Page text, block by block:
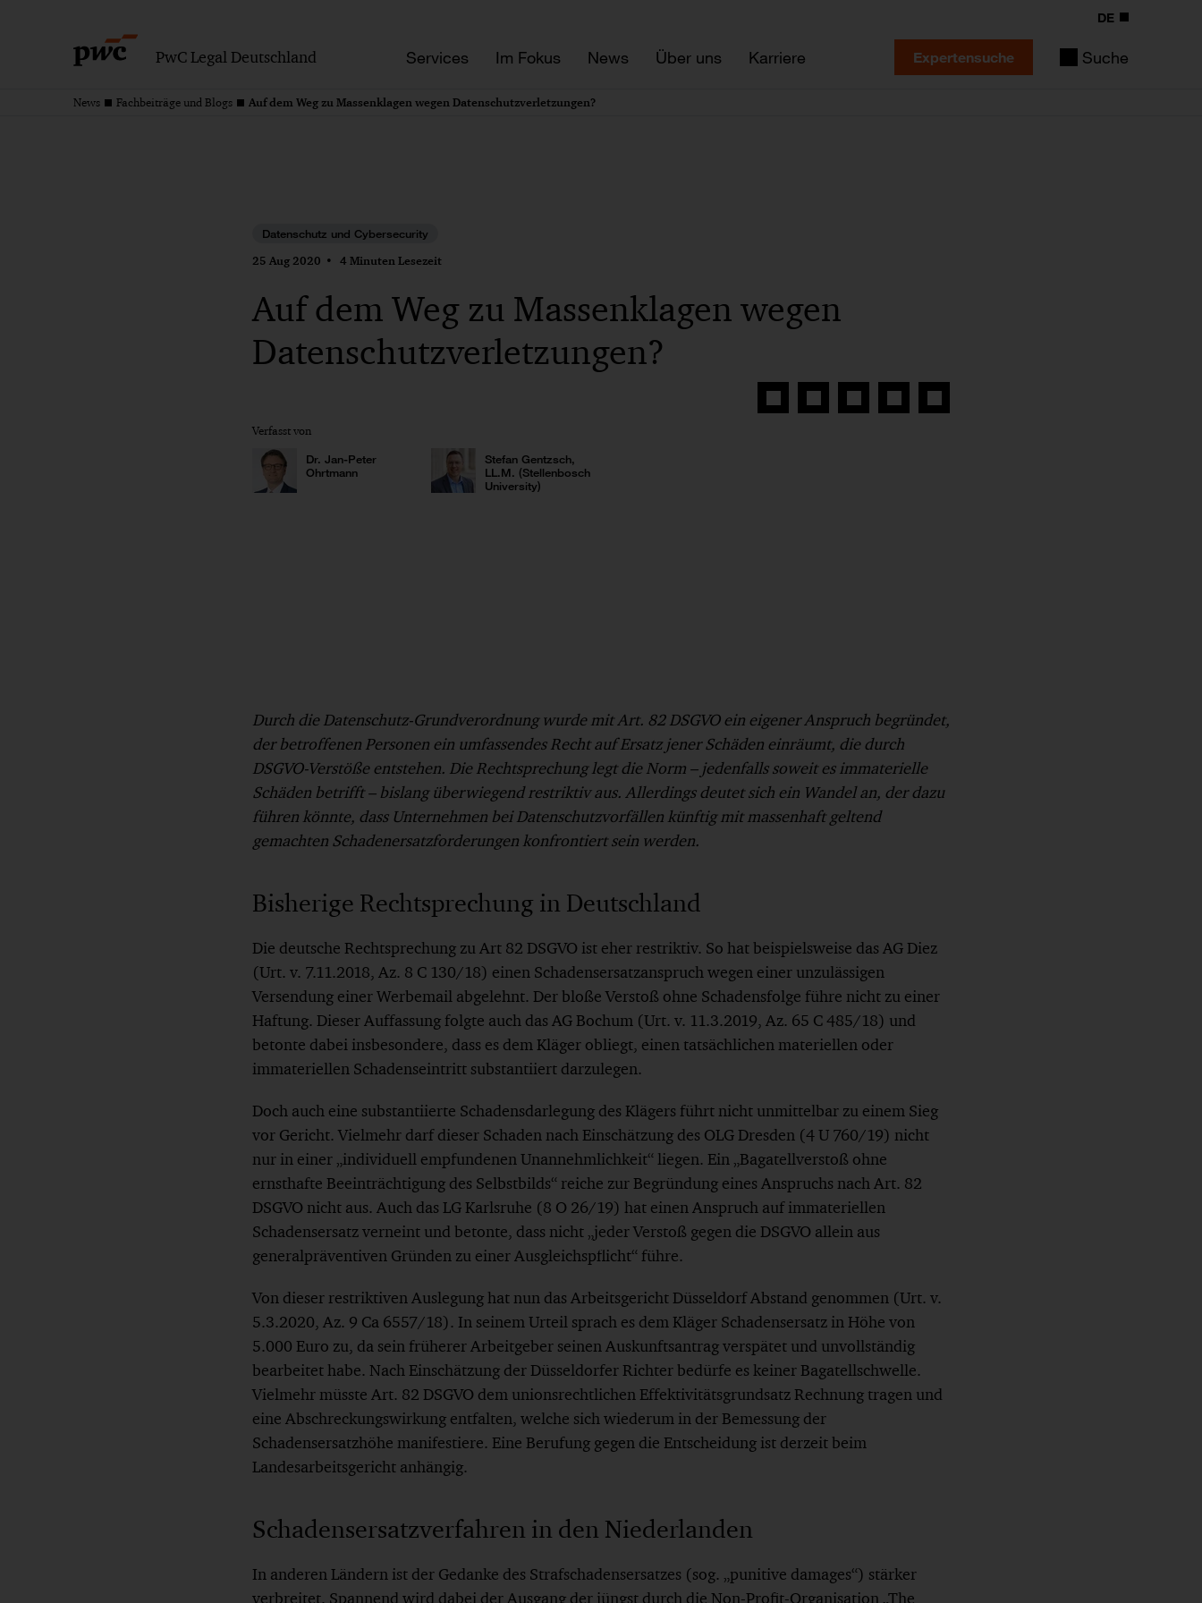
PwC Legal Deutschland Services Im Fokus News Über uns Karriere
DE
Expertensuche Suche
News Fachbeiträge und Blogs Auf dem Weg zu Massenklagen wegen Datenschutzverletzungen?
Datenschutz und Cybersecurity
25 Aug 2020 4 Minuten Lesezeit
Auf dem Weg zu Massenklagen wegen
Datenschutzverletzungen?
Auf
Auf
Auf
Auf
Link
Verfasst von
Dr. Jan-Peter
Ohrtmann
Stefan Gentzsch,
LL.M. (Stellenbosch
University)
Durch die Datenschutz-Grundverordnung wurde mit Art. 82 DSGVO ein eigener Anspruch begründet,
der betroffenen Personen ein umfassendes Recht auf Ersatz jener Schäden einräumt, die durch
DSGVO-Verstöße entstehen. Die Rechtsprechung legt die Norm – jedenfalls soweit es immaterielle
Schäden betrifft – bislang überwiegend restriktiv aus. Allerdings deutet sich ein Wandel an, der dazu
führen könnte, dass Unternehmen bei Datenschutzvorfällen künftig mit massenhaft geltend
gemachten Schadenersatzforderungen konfrontiert sein werden.
Bisherige Rechtsprechung in Deutschland
Die deutsche Rechtsprechung zu Art 82 DSGVO ist eher restriktiv. So hat beispielsweise das AG Diez
(Urt. v. 7.11.2018, Az. 8 C 130/18) einen Schadensersatzanspruch wegen einer unzulässigen
Versendung einer Werbemail abgelehnt. Der bloße Verstoß ohne Schadensfolge führe nicht zu einer
Haftung. Dieser Auffassung folgte auch das AG Bochum (Urt. v. 11.3.2019, Az. 65 C 485/18) und
betonte dabei insbesondere, dass es dem Kläger obliegt, einen tatsächlichen materiellen oder
immateriellen Schadenseintritt substantiiert darzulegen.
Doch auch eine substantiierte Schadensdarlegung des Klägers führt nicht unmittelbar zu einem Sieg
vor Gericht. Vielmehr darf dieser Schaden nach Einschätzung des OLG Dresden (4 U 760/19) nicht
nur in einer „individuell empfundenen Unannehmlichkeit“ liegen. Ein „Bagatellverstoß ohne
ernsthafte Beeinträchtigung des Selbstbilds“ reiche zur Begründung eines Anspruchs nach Art. 82
DSGVO nicht aus. Auch das LG Karlsruhe (8 O 26/19) hat einen Anspruch auf immateriellen
Schadensersatz verneint und betonte, dass nicht „jeder Verstoß gegen die DSGVO allein aus
generalpräventiven Gründen zu einer Ausgleichspflicht“ führe.
Von dieser restriktiven Auslegung hat nun das Arbeitsgericht Düsseldorf Abstand genommen (Urt. v.
5.3.2020, Az. 9 Ca 6557/18). In seinem Urteil sprach es dem Kläger Schadensersatz in Höhe von
5.000 Euro zu, da sein früherer Arbeitgeber seinen Auskunftsantrag verspätet und unvollständig
bearbeitet habe. Nach Einschätzung der Düsseldorfer Richter bedürfe es keiner Bagatellschwelle.
Vielmehr müsste Art. 82 DSGVO dem unionsrechtlichen Effektivitätsgrundsatz Rechnung tragen und
eine Abschreckungswirkung entfalten, welche sich wiederum in der Bemessung der
Schadensersatzhöhe manifestiere. Eine Berufung gegen die Entscheidung ist derzeit beim
Landesarbeitsgericht anhängig.
Schadensersatzverfahren in den Niederlanden
In anderen Ländern ist der Gedanke des Strafschadensersatzes (sog. „punitive damages“) stärker
verbreitet. Spannend wird dabei der Ausgang der jüngst durch die Non-Profit-Organisation „The